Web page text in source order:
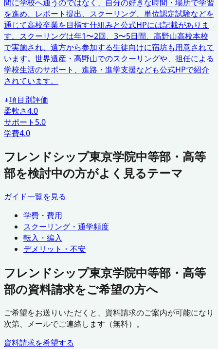
間に学校へ通うのではなく、自分の好きな時間・場所で学習
を進め、レポート提出、スクーリング、単位認定試験などを
通じて高校卒業を目指す仕組みと公式HPには記載がありま
す。スクーリングは年1〜2回、3〜5日間、高野山高校本校
で実施され、遠方から参加する生徒向けに宿坊も用意されて
います。世界遺産・高野山でのスクーリングや、担任による
学校生活のサポート、進路・進学支援なども公式HPで紹介
されています。
項目別評価
柔軟さ4.0
サポート 5.0
学費4.0
フレンドシップ東京学院中等部・高等
部を検討中の方がよく見るテーマ
ガイド一覧を見る
学費・費用
スクーリング・通学頻度
転入・編入
デメリット・不安
フレンドシップ東京学院中等部・高等
部の資料請求をご希望の方へ
ご希望をお送りいただくと、資料請求のご案内が可能になり
次第、メールでご連絡します（無料）。
資料請求を希望する